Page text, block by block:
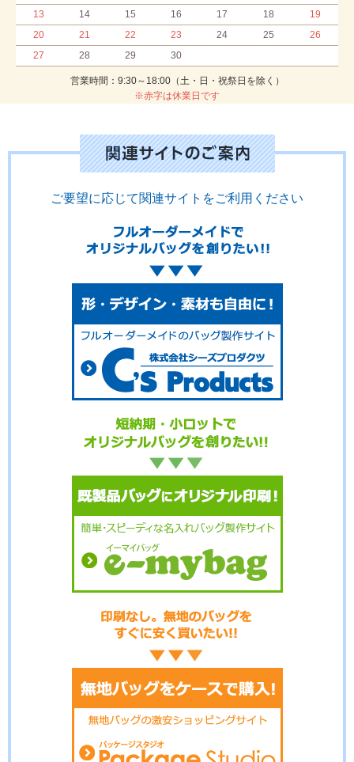
13
14 15 16 17 18
19
20
21 22 23 24 25
26
27
28 29 30
営業時間：9:30～18:00（土・日・祝祭日を除く）
※赤字は休業日です
ご要望に応じて関連サイトをご利用ください